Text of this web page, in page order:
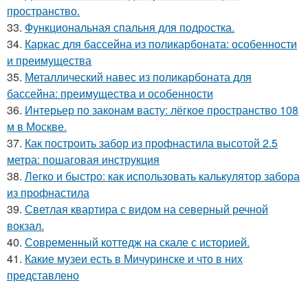
пространство.
33. Функциональная спальня для подростка.
34. Каркас для бассейна из поликарбоната: особенности
и преимущества
35. Металлический навес из поликарбоната для
бассейна: преимущества и особенности
36. Интерьер по законам васту: лёгкое пространство 108
м в Москве.
37. Как построить забор из профнастила высотой 2.5
метра: пошаговая инструкция
38. Легко и быстро: как использовать калькулятор забора
из профнастила
39. Светлая квартира с видом на северный речной
вокзал.
40. Современный коттедж на скале с историей.
41. Какие музеи есть в Мичуринске и что в них
представлено